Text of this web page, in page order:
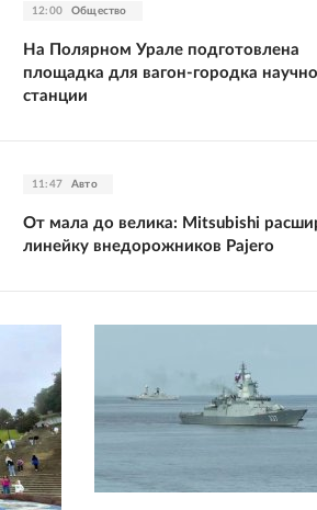
12:00 Общество
На Полярном Урале подготовлена
площадка для вагон-городка
станции
11:47 Авто
От мала до велика: Mitsubishi
линейку внедорожников Pajero